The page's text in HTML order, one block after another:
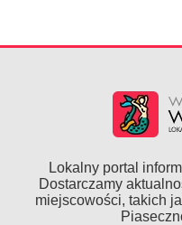
Lokalny portal
Dostarczamy
miejscowości, takich